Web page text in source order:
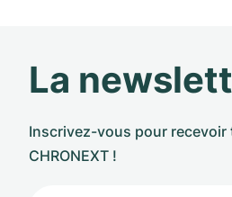
La
Inscrivez-vous pour
CHRONEXT !